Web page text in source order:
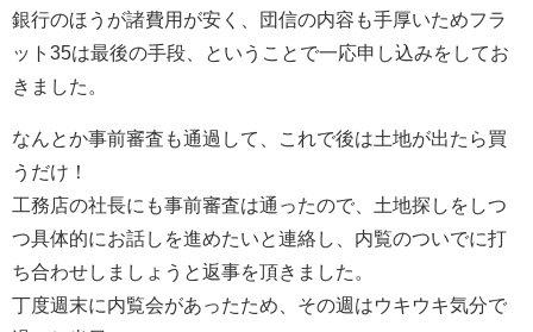
銀行のほうが諸費用が安く、団信の内容も手厚いためフラ
ット35は最後の手段、ということで一応申し込みをしてお
きました。
なんとか事前審査も通過して、これで後は土地が出たら買
うだけ！
工務店の社長にも事前審査は通ったので、土地探しをしつ
つ具体的にお話しを進めたいと連絡し、内覧のついでに打
ち合わせしましょうと返事を頂きました。
丁度週末に内覧会があったため、その週はウキウキ気分で